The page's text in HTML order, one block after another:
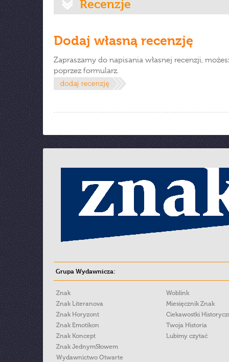
Recenzje
Dodaj własną recenzję
Zapraszamy do napisania własnej recenzji,
poprzez formularz.
Grupa Wydawnicza:
Znak
Znak Literanova
Znak Horyzont
Znak Emotikon
Znak Koncept
Znak JednymSłowem
Wydawnictwo Otwarte
Woblink
Miesięcznik Znak
Ciekawostki
Twoja Historia
Lubimy czytać